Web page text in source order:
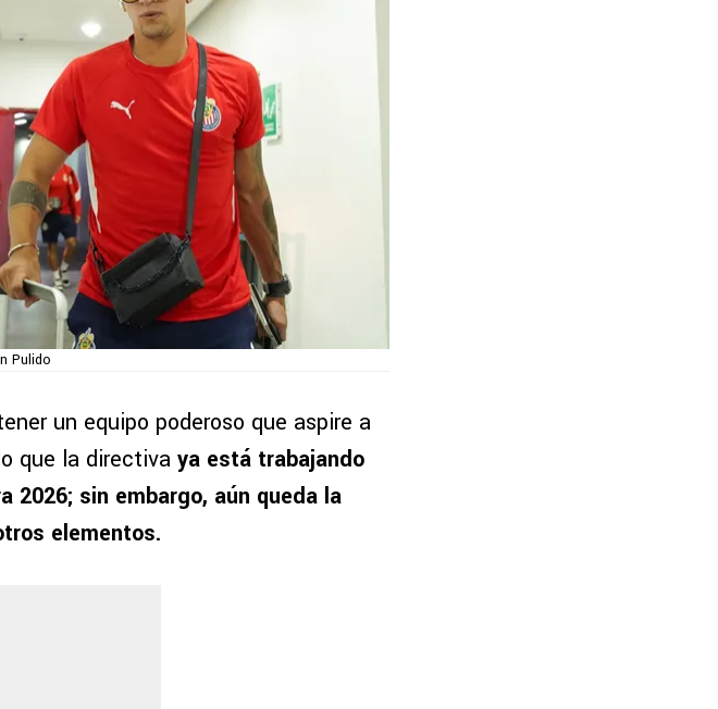
Pulido
un equipo poderoso que aspire a
que la directiva ya está trabajando
2026; sin embargo, aún queda la
elementos.